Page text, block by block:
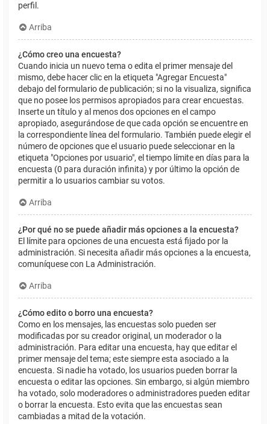
perfil.
Arriba
¿Cómo creo una encuesta?
Cuando inicia un nuevo tema o edita el primer mensaje del
mismo, debe hacer clic en la etiqueta "Agregar Encuesta"
debajo del formulario de publicación; si no la visualiza, significa
que no posee los permisos apropiados para crear encuestas.
Inserte un título y al menos dos opciones en el campo
apropiado, asegurándose de que cada opción se encuentre en
la correspondiente línea del formulario. También puede elegir el
número de opciones que el usuario puede seleccionar en la
etiqueta "Opciones por usuario", el tiempo límite en días para la
encuesta (0 para duración infinita) y por último la opción de
permitir a lo usuarios cambiar su votos.
Arriba
¿Por qué no se puede añadir más opciones a la encuesta?
El límite para opciones de una encuesta está fijado por la
administración. Si necesita añadir más opciones a la encuesta,
comuníquese con La Administración.
Arriba
¿Cómo edito o borro una encuesta?
Como en los mensajes, las encuestas solo pueden ser
modificadas por su creador original, un moderador o la
administración. Para editar una encuesta, hay que editar el
primer mensaje del tema; este siempre esta asociado a la
encuesta. Si nadie ha votado, los usuarios pueden borrar la
encuesta o editar las opciones. Sin embargo, si algún miembro
ha votado, solo moderadores o administradores pueden editar
o borrar la encuesta. Esto evita que las encuestas sean
cambiadas a mitad de la votación.